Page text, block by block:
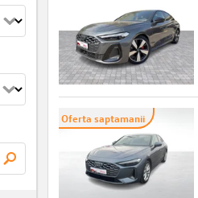
Oferta saptamanii